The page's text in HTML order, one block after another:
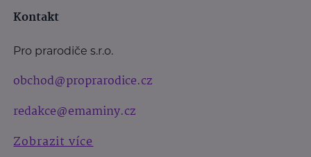
Kontakt
Pro prarodiče s.r.o.
obchod@proprarodice.cz
redakce@emaminy.cz
Zobrazit více